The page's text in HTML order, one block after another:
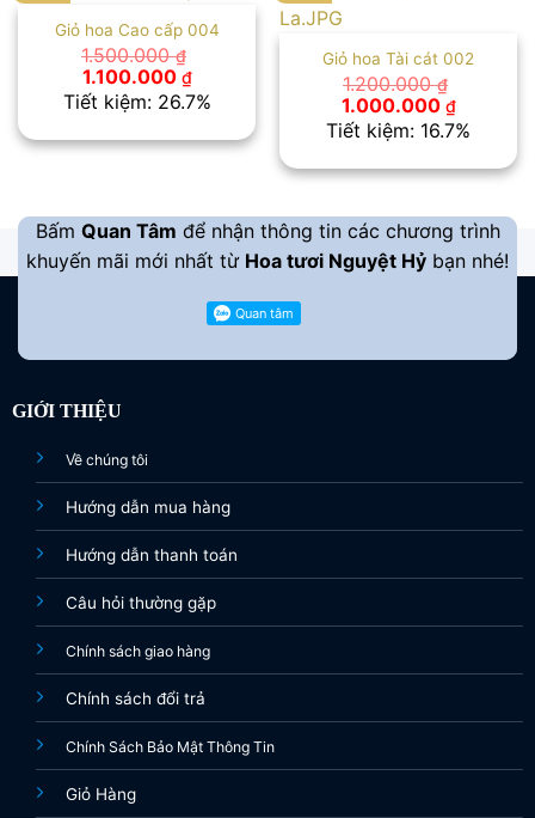
Giỏ hoa Cao cấp 004
1.500.000₫
Giá
gốc
là:
1.100.000 ₫Giá
hiện
tại
1.100.000 ₫.
Tiết kiệm: 26.7%
Giỏ hoa Tài cát 002
1.200.000₫
Giá
gốc
là:
1.000.000 ₫Giá
hiện
tại
Tiết kiệm: 16.7%
Bấm Quan Tâm để nhận thông tin các chương trình
khuyến mãi mới nhất từ Hoa tươi Nguyệt Hỷ bạn nhé!
GIỚI THIỆU
Về chúng tôi
Hướng dẫn mua hàng
Hướng dẫn thanh toán
Câu hỏi thường gặp
Chính sách giao hàng
Chính sách đổi trả
Chính Sách Bảo Mật Thông Tin
Giỏ Hàng